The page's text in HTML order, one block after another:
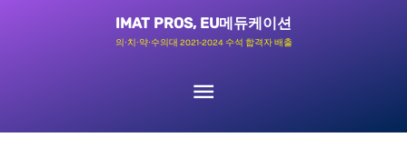
IMAT PROS, EU메듀케이션
의∙치∙약∙수의대 2021-2024 수석 합격자 배출
메